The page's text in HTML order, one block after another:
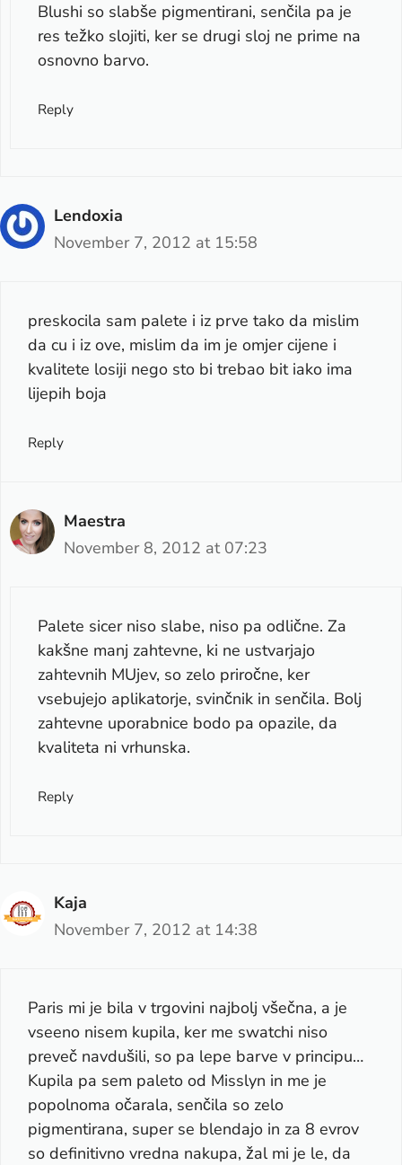
Blushi so slabše pigmentirani, senčila pa je
res težko slojiti, ker se drugi sloj ne prime na
osnovno barvo.
Reply
Lendoxia
November 7, 2012 at 15:58
preskocila sam palete i iz prve tako da mislim
da cu i iz ove, mislim da im je omjer cijene i
kvalitete losiji nego sto bi trebao bit iako ima
lijepih boja
Reply
Maestra
November 8, 2012 at 07:23
Palete sicer niso slabe, niso pa odlične. Za
kakšne manj zahtevne, ki ne ustvarjajo
zahtevnih MUjev, so zelo priročne, ker
vsebujejo aplikatorje, svinčnik in senčila. Bolj
zahtevne uporabnice bodo pa opazile, da
kvaliteta ni vrhunska.
Reply
Kaja
November 7, 2012 at 14:38
Paris mi je bila v trgovini najbolj všečna, a je
vseeno nisem kupila, ker me swatchi niso
preveč navdušili, so pa lepe barve v principu…
Kupila pa sem paleto od Misslyn in me je
popolnoma očarala, senčila so zelo
pigmentirana, super se blendajo in za 8 evrov
so definitivno vredna nakupa, žal mi je le, da